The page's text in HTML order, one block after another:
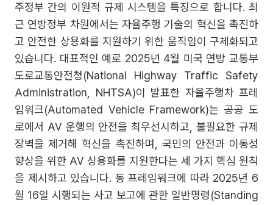
주정부 간의 이원적 규제 시스템을 특징으로 합니다. 최
근 연방정부 차원에서는 자율주행 기술의 혁신을 촉진하
고 안전한 상용화를 지원하기 위한 움직임이 구체화되고
있습니다. 대표적인 예로 2025년 4월 미국 연방 교통부
도로교통안전청(National Highway Traffic Safety
Administration, NHTSA)이 발표한 자율주행차 프레
임워크(Automated Vehicle Framework)는 공공 도
로에서 AV 운행의 안전을 최우선시하고, 불필요한 규제
장벽을 제거해 혁신을 촉진하며, 국민의 안전과 이동성
향상을 위한 AV 상용화를 지원한다는 세 가지 핵심 원칙
을 제시하고 있습니다. 동 프레임워크에 따라 2025년 6
월 16일 시행되는 사고 보고에 관한 일반명령(Standing